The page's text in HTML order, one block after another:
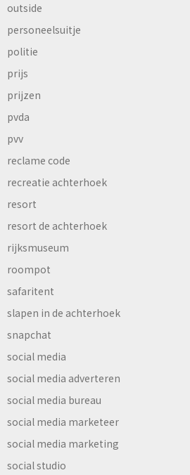
outside
personeelsuitje
politie
prijs
prijzen
pvda
pvv
reclame code
recreatie achterhoek
resort
resort de achterhoek
rijksmuseum
roompot
safaritent
slapen in de achterhoek
snapchat
social media
social media adverteren
social media bureau
social media marketeer
social media marketing
social studio